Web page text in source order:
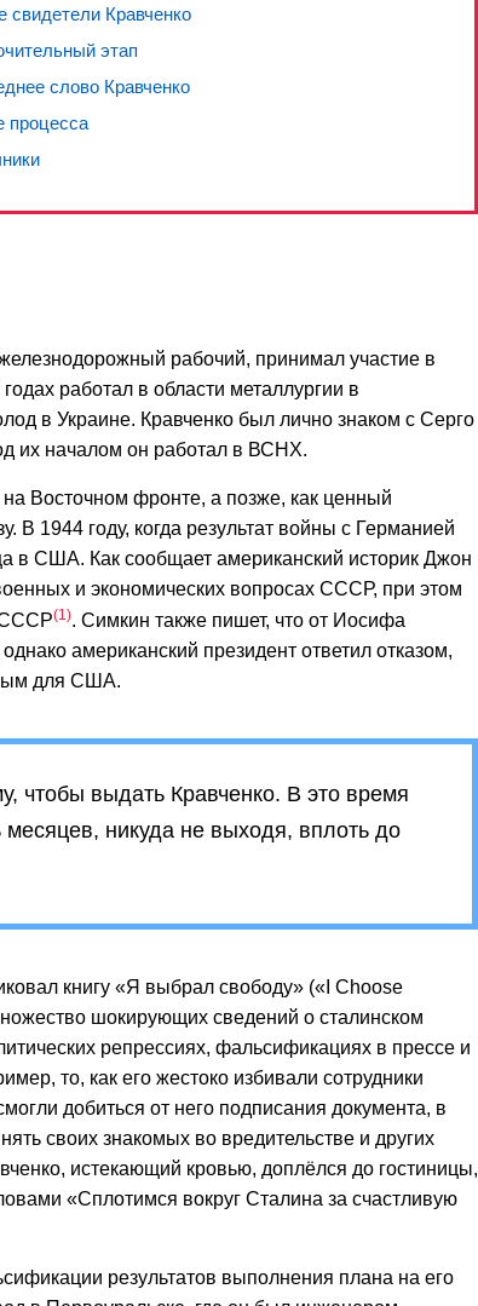
свидетели Кравченко
этап
слово Кравченко
процесса
рабочий, принимал участие в
работал в области металлургии в
в Украине. Кравченко был лично знаком с Серго
их началом он работал в ВСНХ.
Восточном фронте, а позже, как ценный
В 1944 году, когда результат войны с Германией
в США. Как сообщает американский историк Джон
и экономических вопросах СССР, при этом
СССР 1
. Симкин также пишет, что от Иосифа
американский президент ответил отказом,
для США.
чтобы выдать Кравченко. В это время
никуда не выходя, вплоть до
книгу «Я выбрал свободу» («I Choose
шокирующих сведений о сталинском
репрессиях, фальсификациях в прессе и
то, как его жестоко избивали сотрудники
добиться от него подписания документа, в
своих знакомых во вредительстве и других
истекающий кровью, доплёлся до гостиницы,
«Сплотимся вокруг Сталина за счастливую
результатов выполнения плана на его